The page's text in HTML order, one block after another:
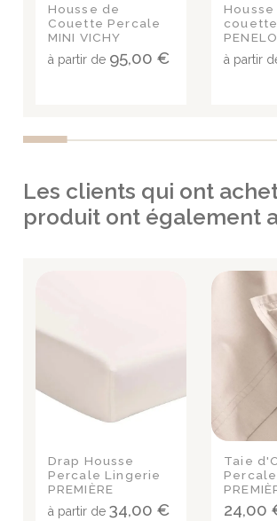
Housse de
Couette Percale
MINI VICHY
CÉLESTE
à partir de 95,00 €
Housse
à partir
Les clients qui ont
produit ont également
Drap Housse
Percale Lingerie
PREMIÈRE
à partir de 34,00 €
Taie
24,00